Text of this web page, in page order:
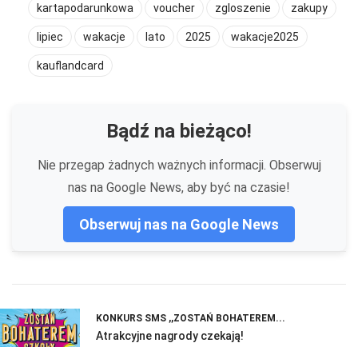
kartapodarunkowa voucher zgloszenie zakupy
lipiec wakacje lato 2025 wakacje2025
kauflandcard
Bądź na bieżąco!
Nie przegap żadnych ważnych informacji. Obserwuj
nas na Google News, aby być na czasie!
Obserwuj nas na Google News
KONKURS SMS ,,ZOSTAŃ BOHATEREM...
Atrakcyjne nagrody czekają!